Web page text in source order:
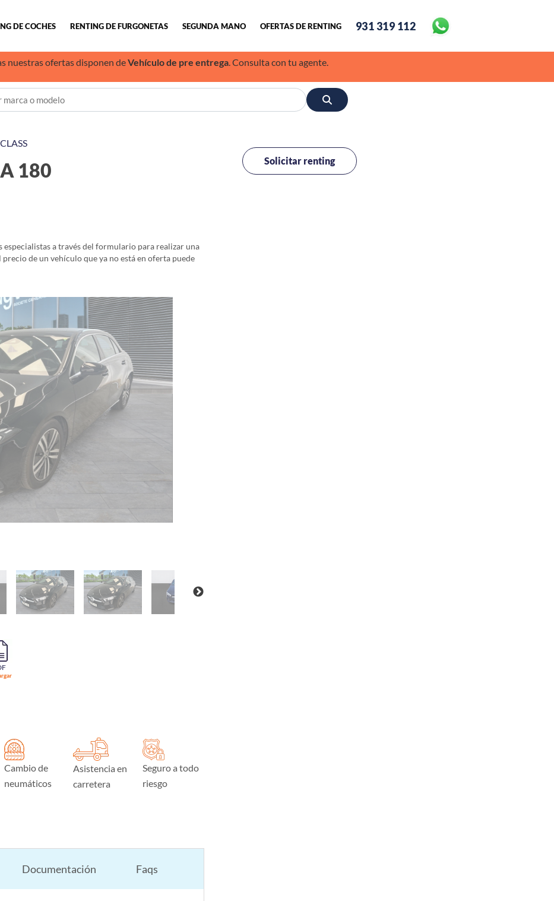
DE COCHES RENTING DE FURGONETAS SEGUNDA MANO OFERTAS DE RENTING 931 319 112
nuestras ofertas disponen deVehículo de pre entrega. Consulta con tu agente.
180
especialistas a través del formulario para realizar una
de un vehículo que ya no está en oferta puede
Cambio de
neumáticos
Asistencia en
carretera
Seguro a todo
riesgo
Documentación Faqs
Solicitar renting